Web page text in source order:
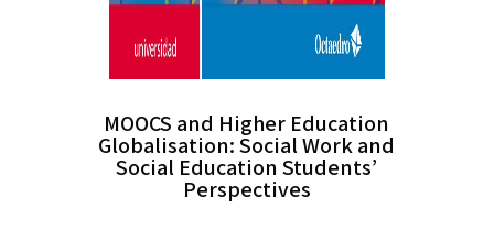
MOOCS and Higher Education
Globalisation: Social Work and
Social Education Students’
Perspectives